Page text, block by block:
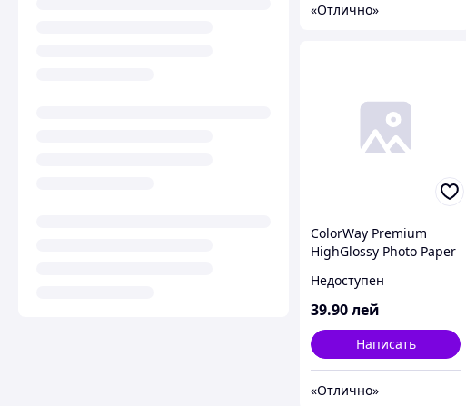
«Отлично»
ColorWay Premium
HighGlossy Photo Paper
(PSG2400204R)
Недоступен
39.90лей
Написать
«Отлично»